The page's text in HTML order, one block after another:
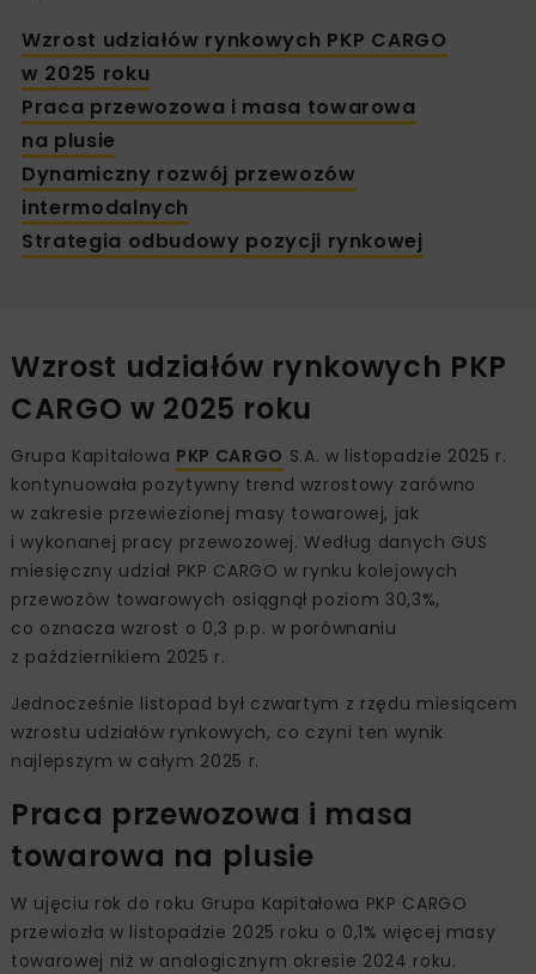
Wzrost udziałów rynkowych PKP CARGO
w 2025 roku
Praca przewozowa i masa towarowa
na plusie
Dynamiczny rozwój przewozów
intermodalnych
Strategia odbudowy pozycji rynkowej
Wzrost udziałów rynkowych PKP
CARGO w 2025 roku
Grupa Kapitałowa PKP CARGO S.A. w listopadzie 2025 r.
kontynuowała pozytywny trend wzrostowy zarówno
w zakresie przewiezionej masy towarowej, jak
i wykonanej pracy przewozowej. Według danych GUS
miesięczny udział PKP CARGO w rynku kolejowych
przewozów towarowych osiągnął poziom 30,3%,
co oznacza wzrost o 0,3 p.p. w porównaniu
z październikiem 2025 r.
Jednocześnie listopad był czwartym z rzędu miesiącem
wzrostu udziałów rynkowych, co czyni ten wynik
najlepszym w całym 2025 r.
Praca przewozowa i masa
towarowa na plusie
W ujęciu rok do roku Grupa Kapitałowa PKP CARGO
przewiozła w listopadzie 2025 roku o 0,1% więcej masy
towarowej niż w analogicznym okresie 2024 roku.